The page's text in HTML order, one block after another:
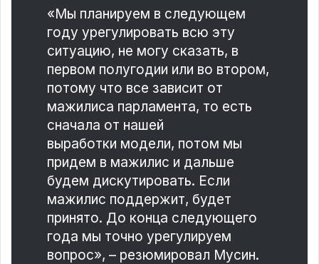
«Мы планируем в следующем
году урегулировать всю эту
ситуацию, не могу сказать, в
первом полугодии или во втором,
потому что все зависит от
мажилиса парламента, то есть
сначала от нашей
выработки модели, потом мы
придем в мажилис и дальше
будем дискутировать. Если
мажилис поддержит, будет
принято. До конца следующего
года мы точно урегулируем
вопрос», – резюмировал Мусин.